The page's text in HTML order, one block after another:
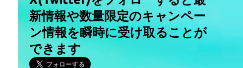
新情報や数量限定のキャンペー
ン情報を瞬時に受け取ることが
できます